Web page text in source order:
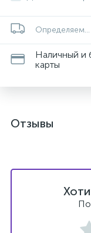
Определяем...
Наличный и
карты
Отзывы